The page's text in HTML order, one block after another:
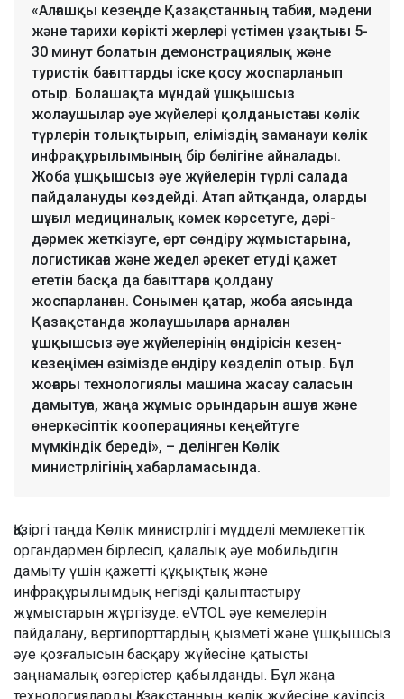
«Алғашқы кезеңде Қазақстанның табиғи, мәдени
және тарихи көрікті жерлері үстімен ұзақтығы 5-
30 минут болатын демонстрациялық және
туристік бағыттарды іске қосу жоспарланып
отыр. Болашақта мұндай ұшқышсыз
жолаушылар әуе жүйелері қолданыстағы көлік
түрлерін толықтырып, еліміздің заманауи көлік
инфрақұрылымының бір бөлігіне айналады.
Жоба ұшқышсыз әуе жүйелерін түрлі салада
пайдалануды көздейді. Атап айтқанда, оларды
шұғыл медициналық көмек көрсетуге, дәрі-
дәрмек жеткізуге, өрт сөндіру жұмыстарына,
логистикаға және жедел әрекет етуді қажет
ететін басқа да бағыттарға қолдану
жоспарланған. Сонымен қатар, жоба аясында
Қазақстанда жолаушыларға арналған
ұшқышсыз әуе жүйелерінің өндірісін кезең-
кезеңімен өзімізде өндіру көзделіп отыр. Бұл
жоғары технологиялы машина жасау саласын
дамытуға, жаңа жұмыс орындарын ашуға және
өнеркәсіптік кооперацияны кеңейтуге
мүмкіндік береді», – делінген Көлік
министрлігінің хабарламасында.
Қазіргі таңда Көлік министрлігі мүдделі мемлекеттік
органдармен бірлесіп, қалалық әуе мобильдігін
дамыту үшін қажетті құқықтық және
инфрақұрылымдық негізді қалыптастыру
жұмыстарын жүргізуде. eVTOL әуе кемелерін
пайдалану, вертипорттардың қызметі және ұшқышсыз
әуе қозғалысын басқару жүйесіне қатысты
заңнамалық өзгерістер қабылданды. Бұл жаңа